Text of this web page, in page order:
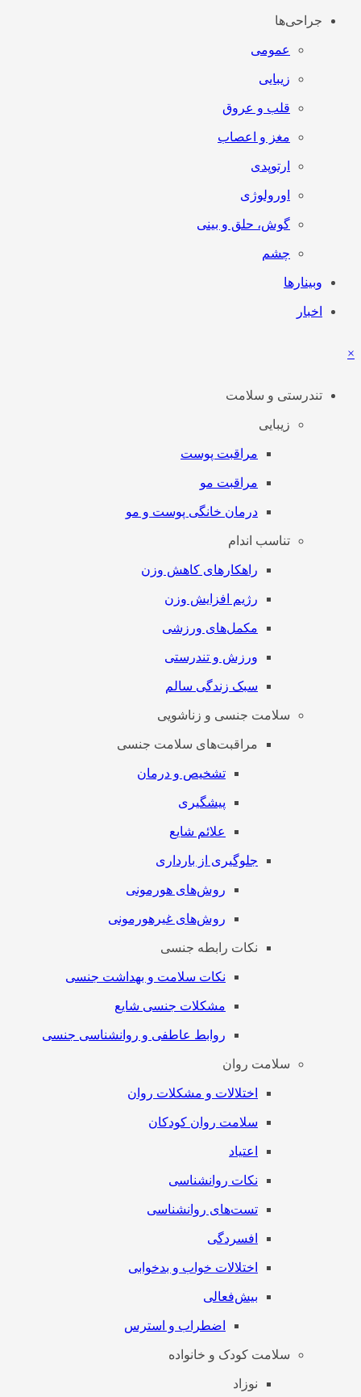
جراحی‌ها
عمومی
زیبایی
قلب و عروق
مغز و اعصاب
ارتوپدی
اورولوژی
گوش، حلق و بینی
چشم
وبینارها
اخبار
×
تندرستی و سلامت
زیبایی
مراقبت پوست
مراقبت مو
درمان خانگی پوست و مو
تناسب اندام
راهکارهای کاهش وزن
رژیم افزایش وزن
مکمل‌های ورزشی
ورزش و تندرستی
سبک زندگی سالم
سلامت جنسی و زناشویی
مراقبت‌های سلامت جنسی
تشخیص و درمان
پیشگیری
علائم شایع
جلوگیری از بارداری
روش‌های هورمونی
روش‌های غیرهورمونی
نکات رابطه جنسی
نکات سلامت و بهداشت جنسی
مشکلات جنسی شایع
روابط عاطفی و روانشناسی جنسی
سلامت روان
اختلالات و مشکلات روان
سلامت روان کودکان
اعتیاد
نکات روانشناسی
تست‌های روانشناسی
افسردگی
اختلالات خواب و بدخوابی
بیش‌فعالی
اضطراب و استرس
سلامت کودک و خانواده
نوزاد